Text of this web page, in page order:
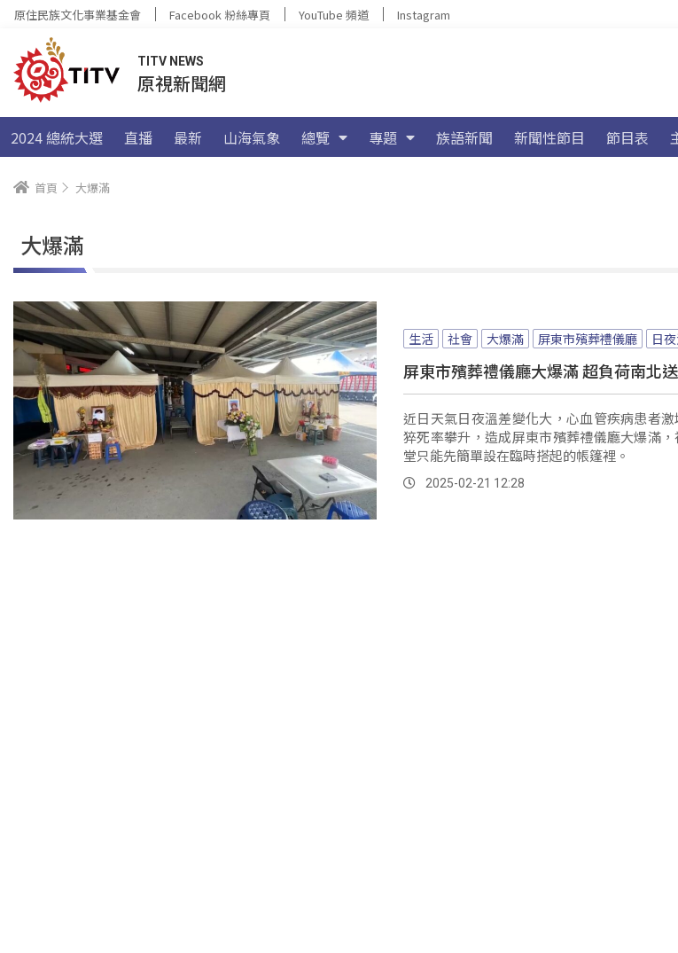
原住民族文化事業基金會 Facebook 粉絲專頁 YouTube 頻道 Instagram
TITV NEWS
原視新聞網
2024 總統大選 直播 最新 山海氣象 總覽 專題 族語新聞 新聞性節目 節目表
首頁 大爆滿
大爆滿
生活 社會 大爆滿 屏東市殯葬禮儀廳 日
屏東市殯葬禮儀廳大爆滿 超負荷南北
近日天氣日夜溫差變化大，心血管疾病患者
猝死率攀升，造成屏東市殯葬禮儀廳大爆滿
堂只能先簡單設在臨時搭起的帳篷裡。
2025-02-21 12:28